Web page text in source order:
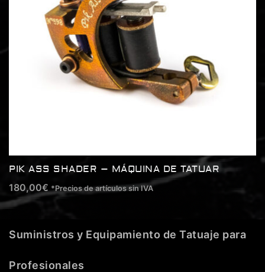
PIK ASS SHADER – MÁQUINA DE TATUAR
180,00€ *Precios de artículos sin IVA
Suministros y Equipamiento de Tatuaje para
Profesionales